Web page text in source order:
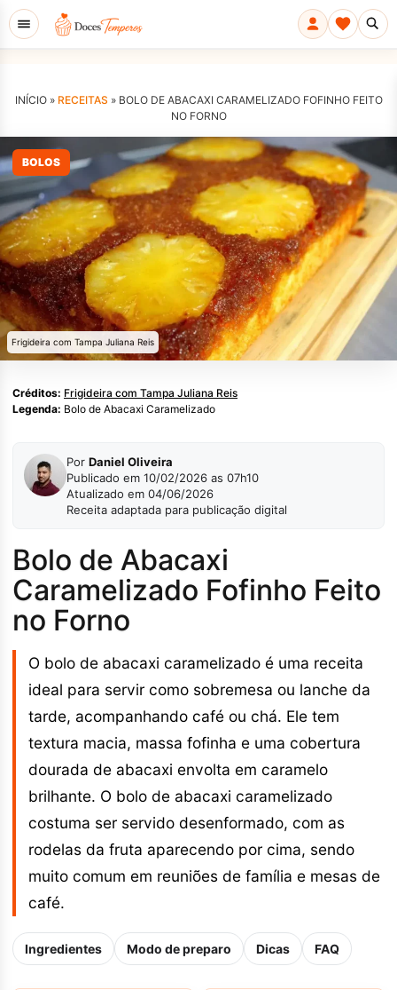
INÍCIO » RECEITAS » BOLO DE ABACAXI CARAMELIZADO FOFINHO FEITO
NO FORNO
BOLOS
Frigideira com Tampa Juliana Reis
Créditos: Frigideira com Tampa Juliana Reis
Legenda: Bolo de Abacaxi Caramelizado
Por Daniel Oliveira
Publicado em 10/02/2026 as 07h10
Atualizado em 04/06/2026
Receita adaptada para publicação digital
Bolo de Abacaxi
Caramelizado Fofinho Feito
no Forno
O bolo de abacaxi caramelizado é uma receita
ideal para servir como sobremesa ou lanche da
tarde, acompanhando café ou chá. Ele tem
textura macia, massa fofinha e uma cobertura
dourada de abacaxi envolta em caramelo
brilhante. O bolo de abacaxi caramelizado
costuma ser servido desenformado, com as
rodelas da fruta aparecendo por cima, sendo
muito comum em reuniões de família e mesas de
café.
Ingredientes Modo de preparo Dicas FAQ